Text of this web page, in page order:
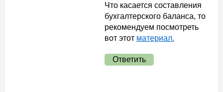
Что касается составления
бухгалтерского баланса, то
рекомендуем посмотреть
вот этот материал.
Ответить